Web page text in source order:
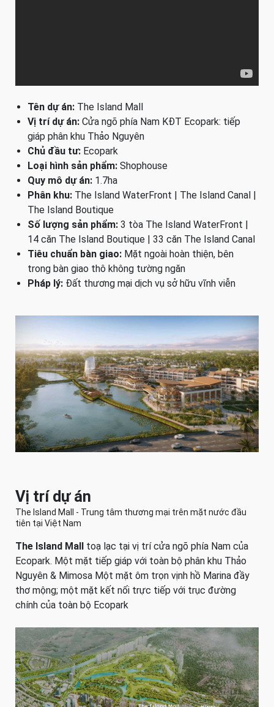
Tên dự án: The Island Mall
Vị trí dự án: Cửa ngõ phía Nam KĐT Ecopark: tiếp
giáp phân khu Thảo Nguyên
Chủ đầu tư: Ecopark
Loại hình sản phẩm: Shophouse
Quy mô dự án: 1.7ha
Phân khu: The Island WaterFront | The Island Canal |
The Island Boutique
Số lượng sản phẩm: 3 tòa The Island WaterFront |
14 căn The Island Boutique | 33 căn The Island Canal
Tiêu chuẩn bàn giao: Mặt ngoài hoàn thiện, bên
trong bàn giao thô không tường ngăn
Pháp lý: Đất thương mại dịch vụ sở hữu vĩnh viễn
Vị trí dự án
The Island Mall - Trung tâm thương mại trên mặt nước đầu
tiên tại Việt Nam
The Island Mall toạ lạc tại vị trí cửa ngõ phía Nam của
Ecopark. Một mặt tiếp giáp với toàn bộ phân khu Thảo
Nguyên & Mimosa Một mặt ôm trọn vịnh hồ Marina đầy
thơ mộng; một mặt kết nối trực tiếp với trục đường
chính của toàn bộ Ecopark